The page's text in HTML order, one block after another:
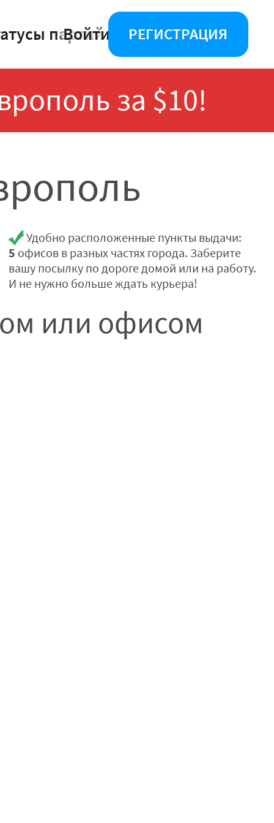
партий
Войти РЕГИСТРАЦИЯ
за $10!
Удобно расположенные пункты выдачи:
5 офисов в разных частях города. Заберите
вашу посылку по дороге домой или на работу.
И не нужно больше ждать курьера!
или офисом